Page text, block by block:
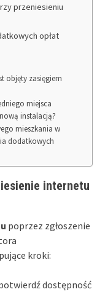
przeniesieniu
opłat
objęty zasięgiem
miejsca
instalacją?
mieszkania w
dodatkowych
internetu
poprzez zgłoszenie
kroki:
dostępność